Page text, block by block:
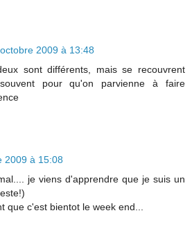
2009 à 13:48
sont différents, mais se recouvrent
pour qu'on parvienne à faire
2009 à 15:08
je viens d'apprendre que je suis un
que c'est bientot le week end...